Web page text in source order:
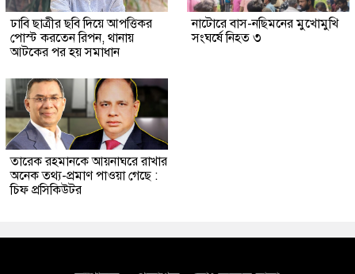
ঢাবি ছাত্রীর ছবি দিয়ে আপত্তিকর
পোস্ট করতেন রিপন, থানায়
আটকের পর হয় সমাধান
নাটোরে বাস-নছিমনের মুখোমুখি
সংঘর্ষে নিহত ৩
তারেক রহমানকে আয়নাঘরে রাখার
অনেক তথ্য-প্রমাণ পাওয়া গেছে :
চিফ প্রসিকিউটর